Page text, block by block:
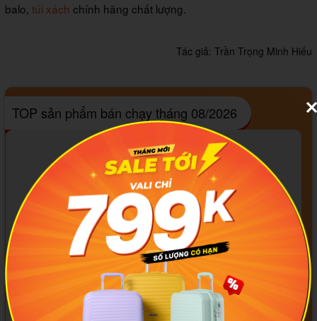
balo, túi xách chính hãng chất lượng.
Tác giả: Trần Trọng Minh Hiếu
TOP sản phẩm bán chạy tháng 08/2026
#093f69
#ffa500#FF0000
Larita Yuno AH0325
-37%
#000000
#000000
Larita Miyo AH01252
799.000₫